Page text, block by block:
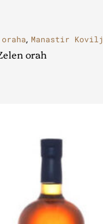
, Manastir Kovilj
orah